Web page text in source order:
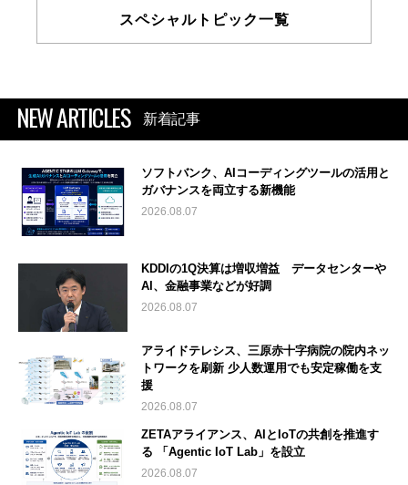
スペシャルトピック一覧
NEW ARTICLES 新着記事
ソフトバンク、AIコーディングツールの活用と
ガバナンスを両立する新機能
2026.08.07
KDDIの1Q決算は増収増益 データセンターや
AI、金融事業などが好調
2026.08.07
アライドテレシス、三原赤十字病院の院内ネッ
トワークを刷新 少人数運用でも安定稼働を支
援
2026.08.07
ZETAアライアンス、AIとIoTの共創を推進す
る 「Agentic IoT Lab」を設立
2026.08.07